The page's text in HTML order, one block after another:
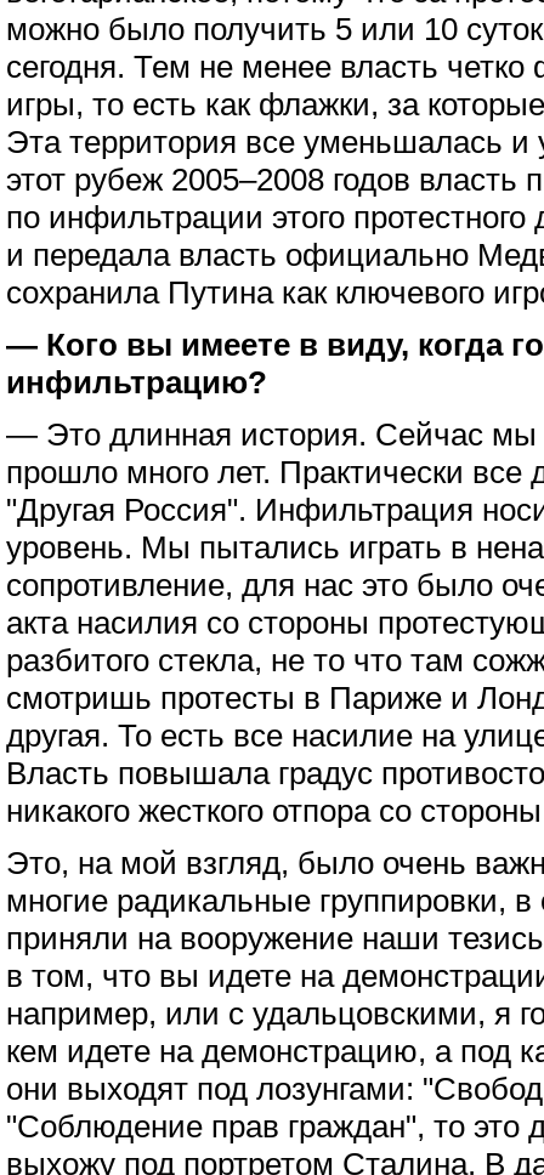
можно было получить 5 или 10
сегодня. Тем не менее власть
игры, то есть как флажки, за
Эта территория все уменьшалась
этот рубеж 2005–2008 годов
по инфильтрации этого
и передала власть официально
сохранила Путина как ключевого
— Кого вы имеете в виду, когда
инфильтрацию?
— Это длинная история. Сейчас мы
прошло много лет. Практически
"Другая Россия". Инфильтрация
уровень. Мы пытались играть в
сопротивление, для нас это было
акта насилия со стороны
разбитого стекла, не то что там
смотришь протесты в Париже и
другая. То есть все насилие на
Власть повышала градус
никакого жесткого отпора со
Это, на мой взгляд, было очень
многие радикальные группировки,
приняли на вооружение наши
в том, что вы идете на
например, или с удальцовскими, я
кем идете на демонстрацию, а под
они выходят под лозунгами:
"Соблюдение прав граждан", то это
выхожу под портретом Сталина. В